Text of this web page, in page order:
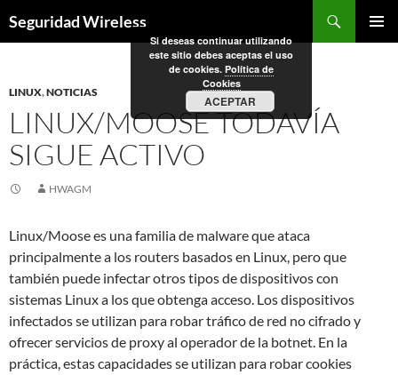
alSeguridad Wireless
LINUX,NOTICIAS
LINUX/MOOSE TODAVÍA
SIGUE ACTIVO
HWAGM
Linux/Moose es una familia de malware que ataca
principalmente a los routers basados en Linux, pero que
también puede infectar otros tipos de dispositivos con
sistemas Linux a los que obtenga acceso. Los dispositivos
infectados se utilizan para robar tráfico de red no cifrado y
ofrecer servicios de proxy al operador de la botnet. En la
práctica, estas capacidades se utilizan para robar cookies
Si deseas continuar utilizando
este sitio debes aceptas el uso
de cookies. Política de
Cookies
ACEPTAR